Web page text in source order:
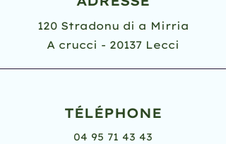
120 Stradonu di a Mirria
A crucci - 20137 Lecci
TÉLÉPHONE
04 95 71 43 43